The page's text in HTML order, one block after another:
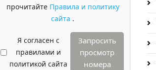
прочитайте Правила и политику
сайта .
Я согласен с
правилами и
политикой сайта
Запросить
просмотр
номера